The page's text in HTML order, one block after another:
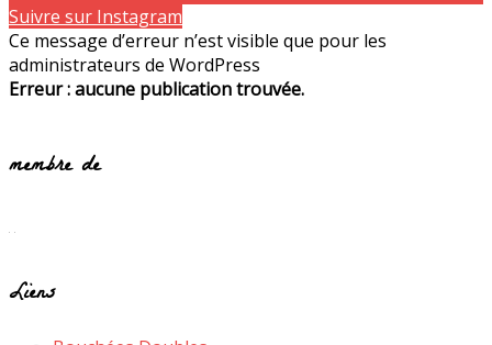
Suivre sur Instagram
Ce message d’erreur n’est visible que pour les
administrateurs de WordPress
Erreur : aucune publication trouvée.
membre de
Liens